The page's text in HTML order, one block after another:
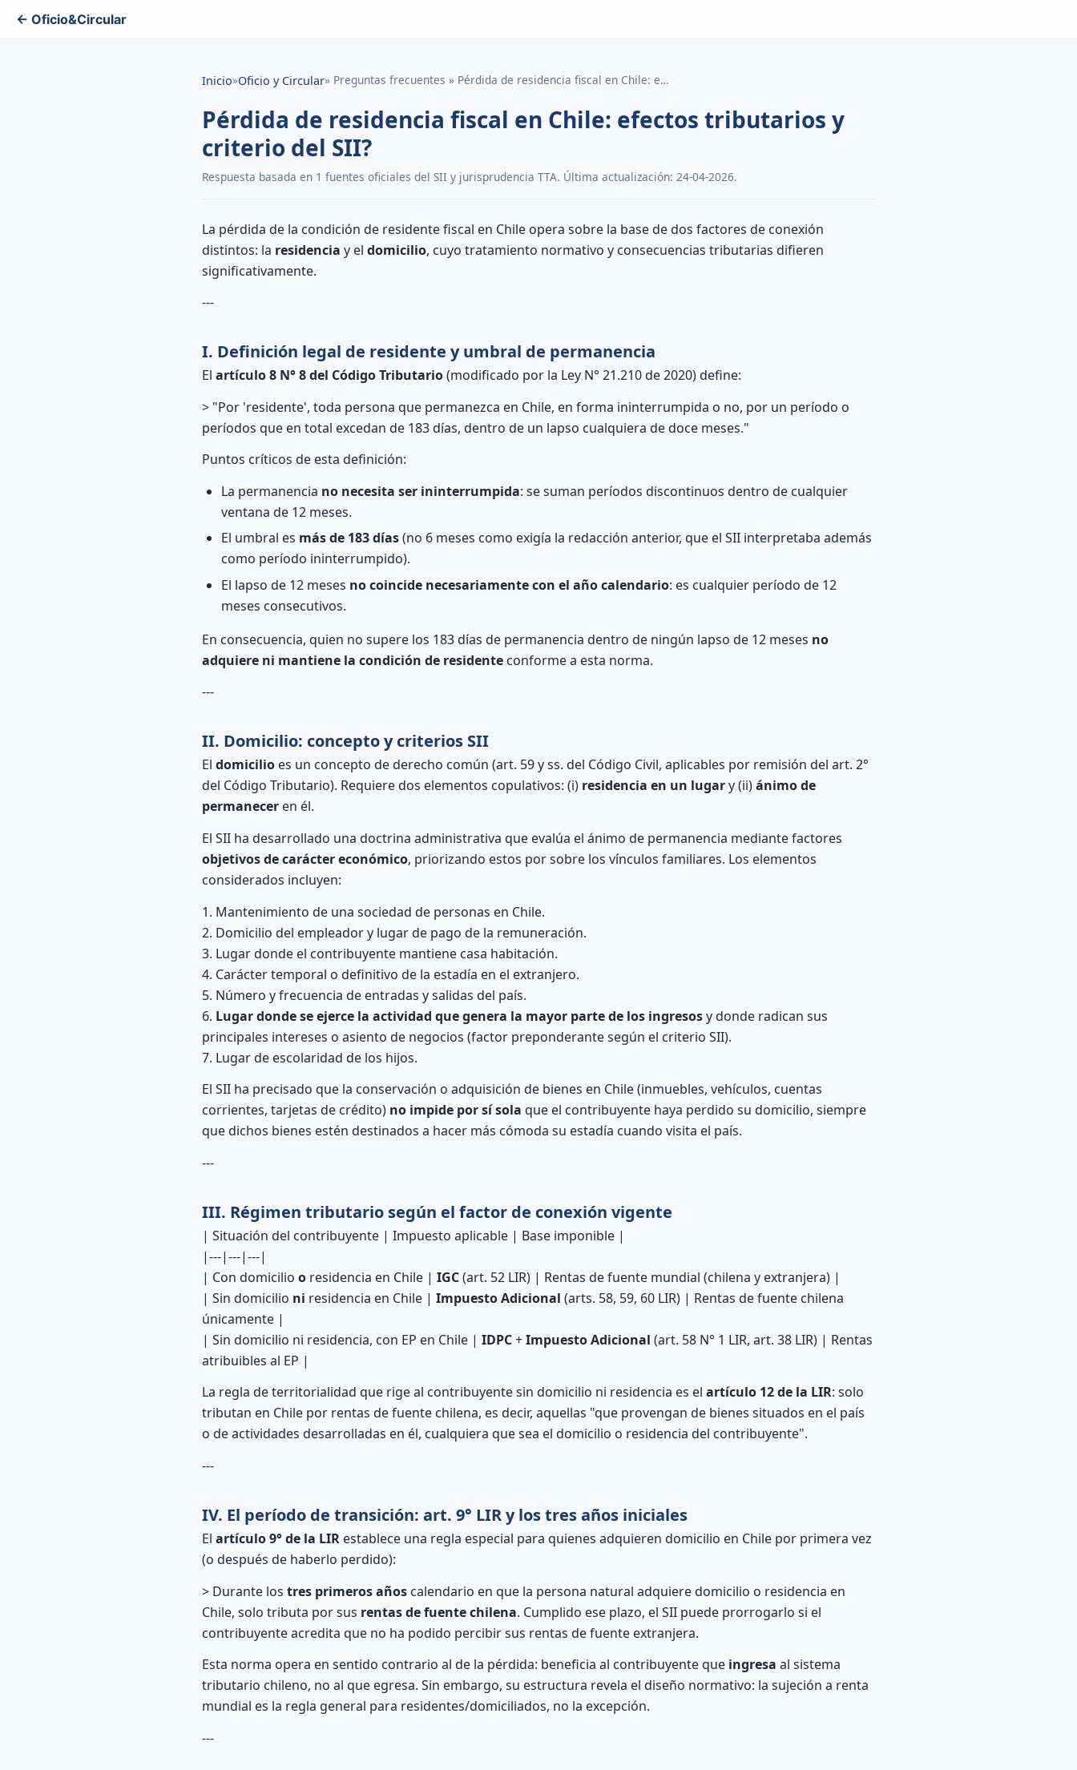
← Oficio&Circular
Inicio»Oficio y Circular» Preguntas frecuentes » Pérdida de residencia fiscal en Chile: e…
Pérdida de residencia fiscal en Chile: efectos tributarios y
criterio del SII?
Respuesta basada en 1 fuentes oficiales del SII y jurisprudencia TTA. Última actualización: 24-04-2026.
La pérdida de la condición de residente fiscal en Chile opera sobre la base de dos factores de conexión
distintos: la residencia y el domicilio, cuyo tratamiento normativo y consecuencias tributarias difieren
significativamente.
---
I. Definición legal de residente y umbral de permanencia
El artículo 8 N° 8 del Código Tributario(modificado por la Ley N° 21.210 de 2020) define:
> "Por 'residente', toda persona que permanezca en Chile, en forma ininterrumpida o no, por un período o
períodos que en total excedan de 183 días, dentro de un lapso cualquiera de doce meses."
Puntos críticos de esta definición:
La permanencia no necesita ser ininterrumpida: se suman períodos discontinuos dentro de cualquier
ventana de 12 meses.
El umbral es más de 183 días(no 6 meses como exigía la redacción anterior, que el SII interpretaba además
como período ininterrumpido).
El lapso de 12 meses no coincide necesariamente con el año calendario: es cualquier período de 12
meses consecutivos.
En consecuencia, quien no supere los 183 días de permanencia dentro de ningún lapso de 12 meses no
adquiere ni mantiene la condición de residente conforme a esta norma.
---
II. Domicilio: concepto y criterios SII
El domicilio es un concepto de derecho común (art. 59 y ss. del Código Civil, aplicables por remisión del art. 2°
del Código Tributario). Requiere dos elementos copulativos: (i) residencia en un lugary (ii)ánimo de
permanecer en él.
El SII ha desarrollado una doctrina administrativa que evalúa el ánimo de permanencia mediante factores
objetivos de carácter económico, priorizando estos por sobre los vínculos familiares. Los elementos
considerados incluyen:
1. Mantenimiento de una sociedad de personas en Chile.
2. Domicilio del empleador y lugar de pago de la remuneración.
3. Lugar donde el contribuyente mantiene casa habitación.
4. Carácter temporal o definitivo de la estadía en el extranjero.
5. Número y frecuencia de entradas y salidas del país.
6. Lugar donde se ejerce la actividad que genera la mayor parte de los ingresosy donde radican sus
principales intereses o asiento de negocios (factor preponderante según el criterio SII).
7. Lugar de escolaridad de los hijos.
El SII ha precisado que la conservación o adquisición de bienes en Chile (inmuebles, vehículos, cuentas
corrientes, tarjetas de crédito) no impide por sí sola que el contribuyente haya perdido su domicilio, siempre
que dichos bienes estén destinados a hacer más cómoda su estadía cuando visita el país.
---
III. Régimen tributario según el factor de conexión vigente
| Situación del contribuyente | Impuesto aplicable | Base imponible |
|---|---|---|
| Con domicilio o residencia en Chile | IGC(art. 52 LIR) | Rentas de fuente mundial (chilena y extranjera) |
| Sin domicilio ni residencia en Chile | Impuesto Adicional (arts. 58, 59, 60 LIR) | Rentas de fuente chilena
únicamente |
| Sin domicilio ni residencia, con EP en Chile | IDPC+Impuesto Adicional (art. 58 N° 1 LIR, art. 38 LIR) | Rentas
atribuibles al EP |
La regla de territorialidad que rige al contribuyente sin domicilio ni residencia es el artículo 12 de la LIR: solo
tributan en Chile por rentas de fuente chilena, es decir, aquellas "que provengan de bienes situados en el país
o de actividades desarrolladas en él, cualquiera que sea el domicilio o residencia del contribuyente".
---
IV. El período de transición: art. 9° LIR y los tres años iniciales
El artículo 9° de la LIR establece una regla especial para quienes adquieren domicilio en Chile por primera vez
(o después de haberlo perdido):
> Durante los tres primeros años calendario en que la persona natural adquiere domicilio o residencia en
Chile, solo tributa por sus rentas de fuente chilena. Cumplido ese plazo, el SII puede prorrogarlo si el
contribuyente acredita que no ha podido percibir sus rentas de fuente extranjera.
Esta norma opera en sentido contrario al de la pérdida: beneficia al contribuyente que ingresa al sistema
tributario chileno, no al que egresa. Sin embargo, su estructura revela el diseño normativo: la sujeción a renta
mundial es la regla general para residentes/domiciliados, no la excepción.
---